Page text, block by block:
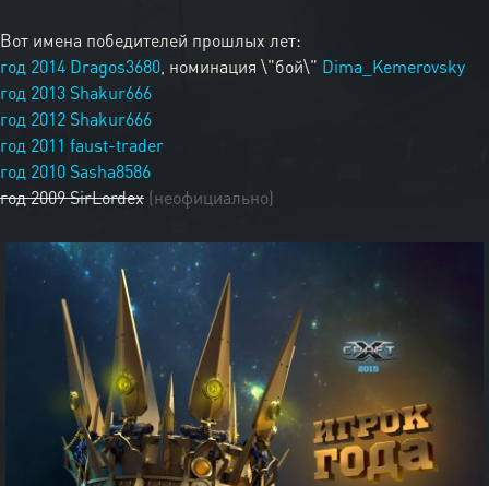
Вот имена победителей прошлых лет:
год 2014 Dragos3680 , номинация \"бой\" Dima_Kemerovsky
год 2013 Shakur666
год 2012 Shakur666
год 2011 faust-trader
год 2010 Sasha8586
год 2009 SirLordex (неофициально)